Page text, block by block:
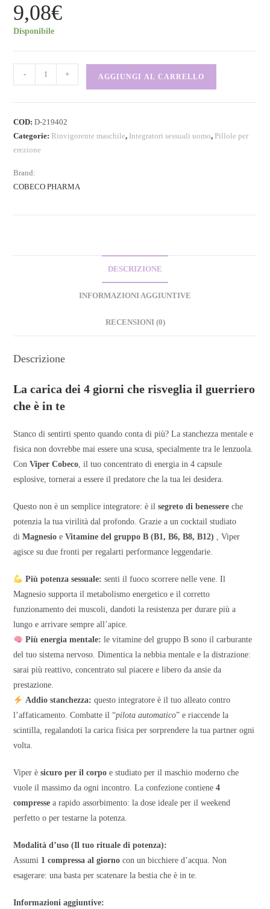
9,08€
Disponibile
- + AGGIUNGI AL CARRELLO
COD:D-219402
Categorie: Rinvigorente maschile, Integratori sessuali uomo, Pillole per
erezione
Brand:
COBECO PHARMA
DESCRIZIONE
INFORMAZIONI AGGIUNTIVE
RECENSIONI (0)
Descrizione
La carica dei 4 giorni che risveglia il guerriero
che è in te
Stanco di sentirti spento quando conta di più? La stanchezza mentale e
fisica non dovrebbe mai essere una scusa, specialmente tra le lenzuola.
ConViper Cobeco, il tuo concentrato di energia in 4 capsule
esplosive, tornerai a essere il predatore che la tua lei desidera.
Questo non è un semplice integratore: è ilsegreto di benessere che
potenzia la tua virilità dal profondo. Grazie a un cocktail studiato
diMagnesio eVitamine del gruppo B (B1, B6, B8, B12) , Viper
agisce su due fronti per regalarti performance leggendarie.
Più potenza sessuale: senti il fuoco scorrere nelle vene. Il
Magnesio supporta il metabolismo energetico e il corretto
funzionamento dei muscoli, dandoti la resistenza per durare più a
lungo e arrivare sempre all’apice.
Più energia mentale: le vitamine del gruppo B sono il carburante
del tuo sistema nervoso. Dimentica la nebbia mentale e la distrazione:
sarai più reattivo, concentrato sul piacere e libero da ansie da
prestazione.
Addio stanchezza: questo integratore è il tuo alleato contro
l’affaticamento. Combatte il “pilota automatico” e riaccende la
scintilla, regalandoti la carica fisica per sorprendere la tua partner ogni
volta.
Viper èsicuro per il corpo e studiato per il maschio moderno che
vuole il massimo da ogni incontro. La confezione contiene4
compresse a rapido assorbimento: la dose ideale per il weekend
perfetto o per testarne la potenza.
Modalità d’uso (Il tuo rituale di potenza):
Assumi 1 compressa al giorno con un bicchiere d’acqua. Non
esagerare: una basta per scatenare la bestia che è in te.
Informazioni aggiuntive: